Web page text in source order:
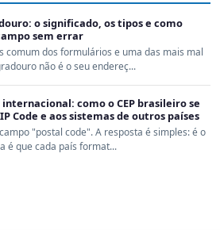
o significado, os tipos e como
sem errar
comum dos formulários e uma das mais mal
não é o seu endereç...
como o CEP brasileiro se
Code e aos sistemas de outros países
"postal code". A resposta é simples: é o
é que cada país format...